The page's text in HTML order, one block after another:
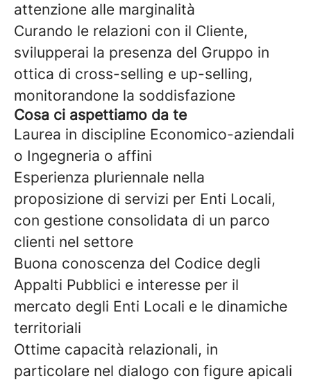
attenzione alle marginalità
Curando le relazioni con il Cliente,
svilupperai la presenza del Gruppo in
ottica di cross-selling e up-selling,
monitorandone la soddisfazione
Cosa ci aspettiamo da te
Laurea in discipline Economico-aziendali
o Ingegneria o affini
Esperienza pluriennale nella
proposizione di servizi per Enti Locali,
con gestione consolidata di un parco
clienti nel settore
Buona conoscenza del Codice degli
Appalti Pubblici e interesse per il
mercato degli Enti Locali e le dinamiche
territoriali
Ottime capacità relazionali, in
particolare nel dialogo con figure apicali